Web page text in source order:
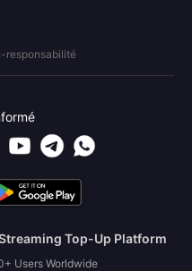
responsabilité
Top-Up Platform
Users Worldwide